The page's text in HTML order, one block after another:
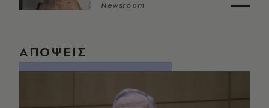
Newsroom
ΑΠΟΨΕΙΣ